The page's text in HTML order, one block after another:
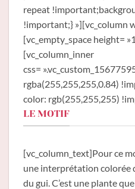
repeat
!important;} »][vc_column
[vc_empty_space height=
[vc_column_inner
css=
rgba(255,255,255,0.84)
color: rgb(255,255,255)
LE MOTIF
[vc_column_text]Pour ce
une interprétation colorée
du gui. C’est une plante